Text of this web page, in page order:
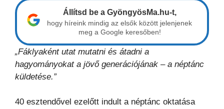
Állítsd be a GyöngyösMa.hu-t,
hogy híreink mindig az elsők között jelenjenek
meg a Google keresőben!
„Fáklyaként utat mutatni és átadni a
hagyományokat a jövő generációjának – a néptánc
küldetése.”
40 esztendővel ezelőtt indult a néptánc oktatása